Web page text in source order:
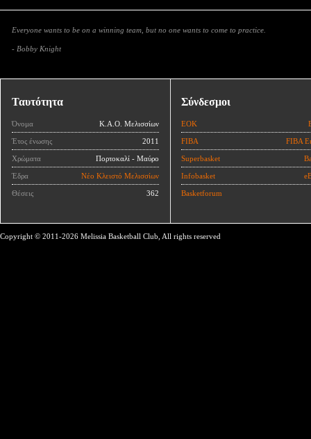
Everyone wants to be on a winning team, but no one wants to come to practice.
- Bobby Knight
Ταυτότητα
Όνομα Κ.Α.Ο. Μελισσίων
Έτος ένωσης 2011
Χρώματα Πορτοκαλί - Μαύρο
Έδρα Νέο Κλειστό Μελισσίων
Θέσεις 362
Σύνδεσμοι
ΕΟΚ
FIBA FIBA
Superbasket
Infobasket
Basketforum
Copyright © 2011-2026 Melissia Basketball Club, All rights reserved